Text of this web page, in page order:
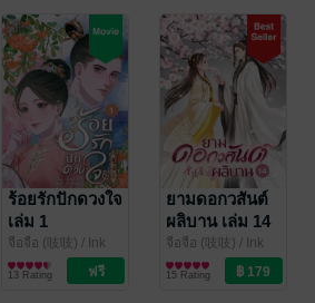
ร้อยรักปักดวงใจ
เล่ม 1
จือจือ (吱吱) / Ink
Stone
นิยายรักจีนโบราณ
13 Rating
ยามดอกวสันต์
ผลิบาน เล่ม 14
(จบ)
จือจือ (吱吱) / Ink
Stone
นิยายรักจีนโบราณ
15 Rating